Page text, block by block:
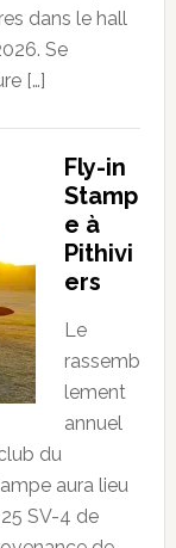
dans le hall
Se
[…]
Fly-in
Stamp
e à
Pithivi
ers
Le
rassemb
lement
annuel
du
aura lieu
SV-4 de